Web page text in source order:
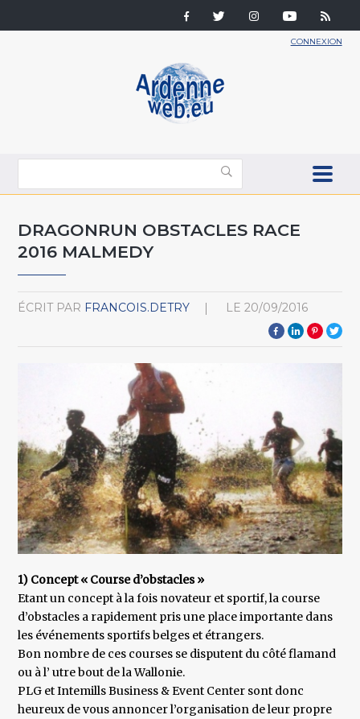
CONNEXION
DRAGONRUN OBSTACLES RACE
2016 MALMEDY
ÉCRIT PAR FRANCOIS.DETRY LE 20/09/2016
1) Concept « Course d’obstacles »
Etant un concept à la fois novateur et sportif, la course
d’obstacles a rapidement pris une place importante dans
les événements sportifs belges et étrangers.
Bon nombre de ces courses se disputent du côté flamand
ou à l’ utre bout de la Wallonie.
PLG et Intemills Business & Event Center sont donc
heureux de vous annoncer l’organisation de leur propre